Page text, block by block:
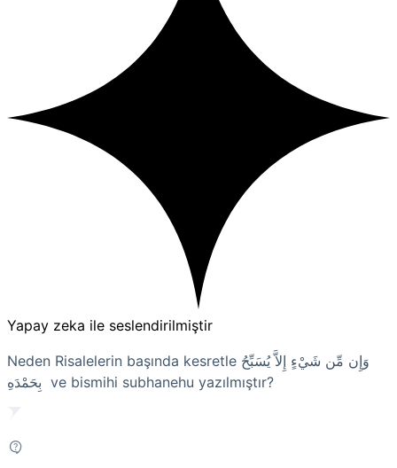
Yapay zeka ile seslendirilmiştir
Neden Risalelerin başında kesretle وَإِن مِّن شَيْءٍ إِلاَّ يُسَبِّحُ
بِحَمْدَهِ ve bismihi subhanehu yazılmıştır?